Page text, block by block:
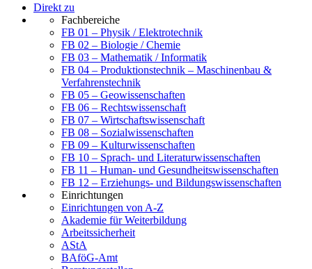
Direkt zu
Fachbereiche
FB 01 – Physik / Elektrotechnik
FB 02 – Biologie / Chemie
FB 03 – Mathematik / Informatik
FB 04 – Produktionstechnik – Maschinenbau &
Verfahrenstechnik
FB 05 – Geowissenschaften
FB 06 – Rechtswissenschaft
FB 07 – Wirtschaftswissenschaft
FB 08 – Sozialwissenschaften
FB 09 – Kulturwissenschaften
FB 10 – Sprach- und Literaturwissenschaften
FB 11 – Human- und Gesundheitswissenschaften
FB 12 – Erziehungs- und Bildungswissenschaften
Einrichtungen
Einrichtungen von A-Z
Akademie für Weiterbildung
Arbeitssicherheit
AStA
BAföG-Amt